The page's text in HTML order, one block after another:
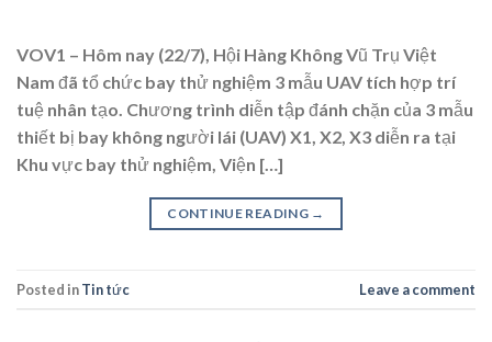
VOV1 – Hôm nay (22/7), Hội Hàng Không Vũ Trụ Việt
Nam đã tổ chức bay thử nghiệm 3 mẫu UAV tích hợp trí
tuệ nhân tạo. Chương trình diễn tập đánh chặn của 3 mẫu
thiết bị bay không người lái (UAV) X1, X2, X3 diễn ra tại
Khu vực bay thử nghiệm, Viện […]
CONTINUE READING →
Posted inTin tức Leave a comment